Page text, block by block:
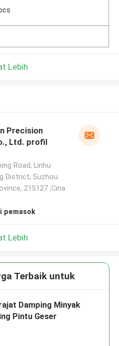
Lebih
Precision
Ltd. profil
Road, Linhu
District, Suzhou
215127 ,Cina
pemasok
Lebih
Terbaik untuk
Damping Minyak
Pintu Geser